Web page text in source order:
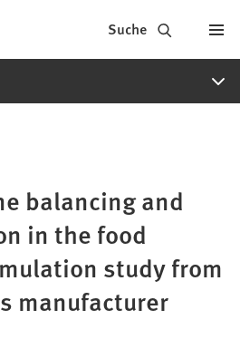
Suche
balancing and
in the food
study from
manufacturer